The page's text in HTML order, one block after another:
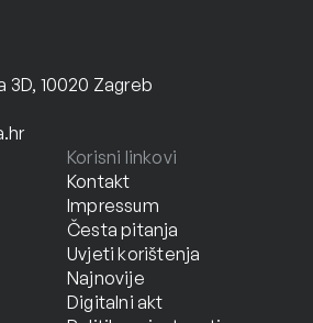
3D, 10020 Zagreb
Korisni linkovi
Kontakt
Impressum
Česta pitanja
Uvjeti korištenja
Najnovije
Digitalni akt